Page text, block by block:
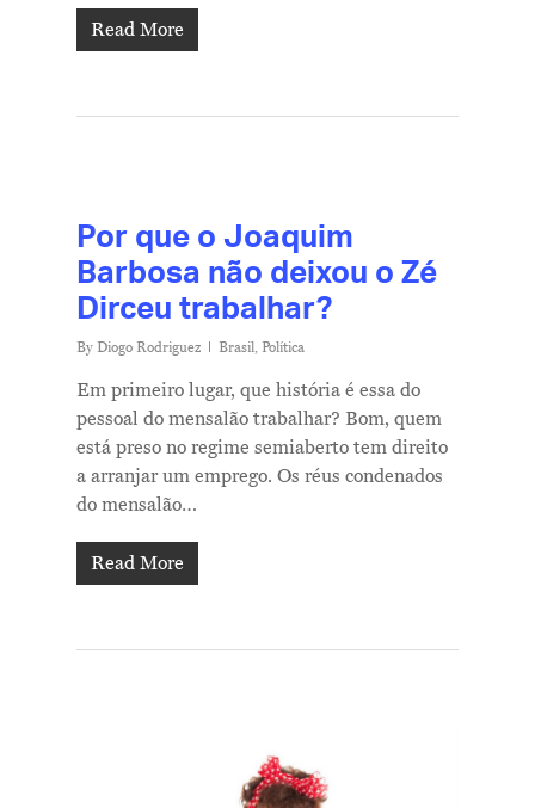
Read More
Por que o Joaquim
Barbosa não deixou o Zé
Dirceu trabalhar?
By Diogo Rodriguez Brasil Política
Em primeiro lugar, que história é essa do
pessoal do mensalão trabalhar? Bom, quem
está preso no regime semiaberto tem direito
a arranjar um emprego. Os réus condenados
do mensalão…
Read More